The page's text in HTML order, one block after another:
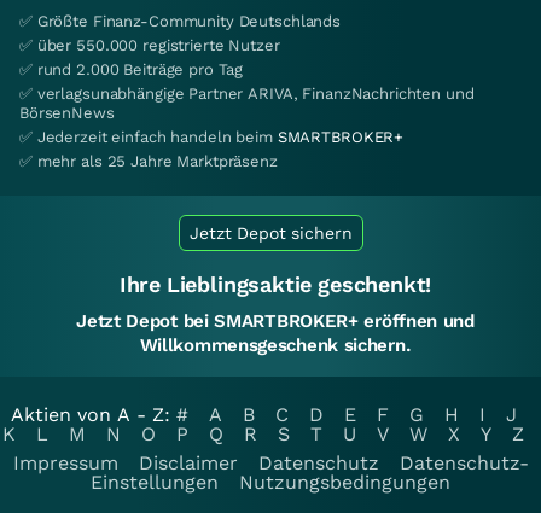
✅ Größte Finanz-Community Deutschlands
✅ über 550.000 registrierte Nutzer
✅ rund 2.000 Beiträge pro Tag
✅ verlagsunabhängige Partner ARIVA, FinanzNachrichten und
BörsenNews
✅ Jederzeit einfach handeln beim SMARTBROKER+
✅ mehr als 25 Jahre Marktpräsenz
Jetzt Depot sichern
Ihre Lieblingsaktie geschenkt!
Jetzt Depot bei SMARTBROKER+ eröffnen und
Willkommensgeschenk sichern.
Aktien von A - Z: # A B C D E F G H I
J
K
L M N O P Q R S T U V W X Y
Z
Impressum
Disclaimer Datenschutz
Datenschutz-
Einstellungen
Nutzungsbedingungen